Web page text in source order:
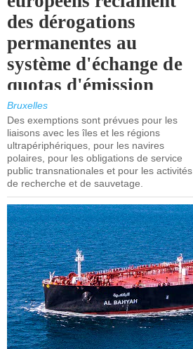
des dérogations
permanentes au
système d'échange de
quotas d'émission
maritimes de l'UE
après 2030.
Bruxelles
Des exemptions sont prévues pour les
liaisons avec les îles et les régions
ultrapériphériques, pour les navires
polaires, pour les obligations de service
public transnationales et pour les activités
de recherche et de sauvetage.